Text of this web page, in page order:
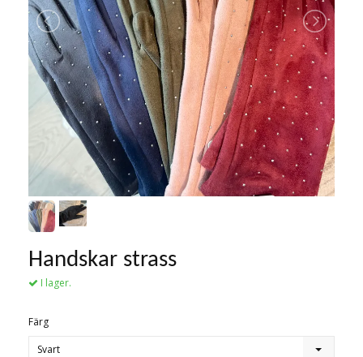
Handskar strass
I lager.
Färg
Svart